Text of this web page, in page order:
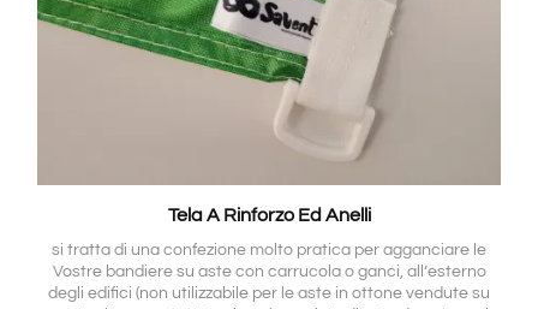
Tela A Rinforzo Ed Anelli
si tratta di una confezione molto pratica per agganciare le
Vostre bandiere su aste con carrucola o ganci, all’esterno
degli edifici (non utilizzabile per le aste in ottone vendute su